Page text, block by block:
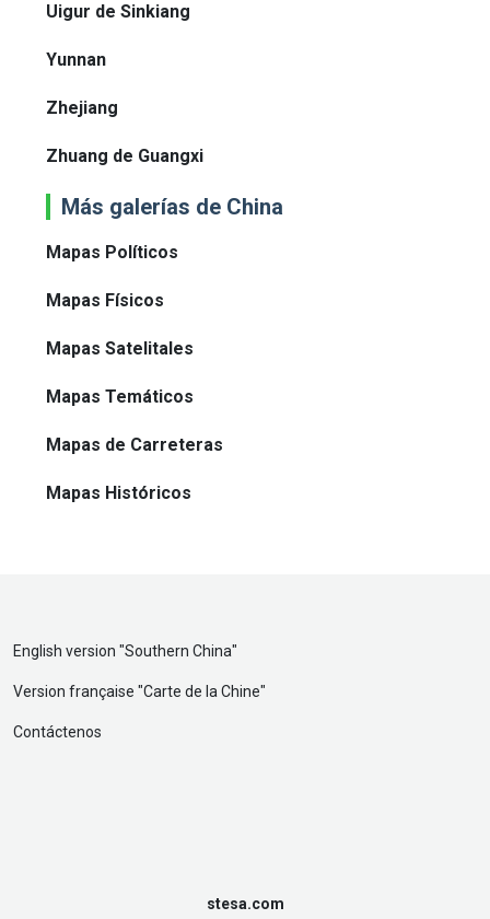
Uigur de Sinkiang
Yunnan
Zhejiang
Zhuang de Guangxi
Más galerías de China
Mapas Políticos
Mapas Físicos
Mapas Satelitales
Mapas Temáticos
Mapas de Carreteras
Mapas Históricos
English version "Southern China"
Version française "Carte de la Chine"
Contáctenos
stesa.com